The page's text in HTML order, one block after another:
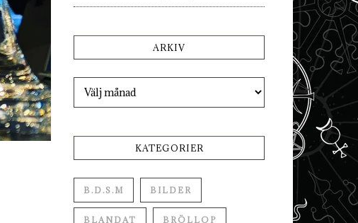
ARKIV
Arkiv
KATEGORIER
B.D.S.M BILDER
BLANDAT BRÖLLOP